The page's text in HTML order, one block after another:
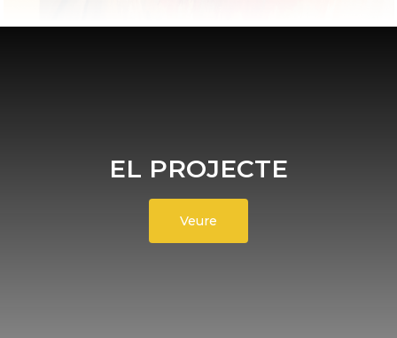
EL PROJECTE
Veure